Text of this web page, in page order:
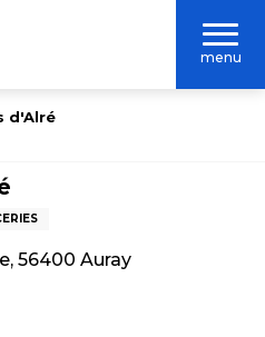
menu
d'Alré
56400 Auray